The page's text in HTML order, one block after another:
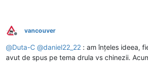
Deconectat
vancouver
@Duta-C @daniel22_22 : am înțeles ideea,
avut de spus pe tema drula vs chinezii.